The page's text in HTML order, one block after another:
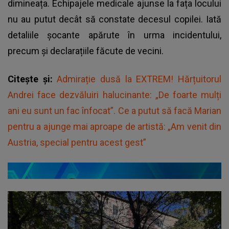
dimineața. Echipajele medicale ajunse la fața locului
nu au putut decât să constate decesul copilei. Iată
detaliile șocante apărute în urma incidentului,
precum și declarațiile făcute de vecini.
Citește și:Admirație dusă la EXTREM! Hărțuitorul
Andrei face dezvăluiri halucinante: „De foarte mulți
ani eu sunt un fac înfocat”. Ce a putut să facă Marian
pentru a ajunge mai aproape de artistă: „Am venit din
Austria, special pentru acest gest”